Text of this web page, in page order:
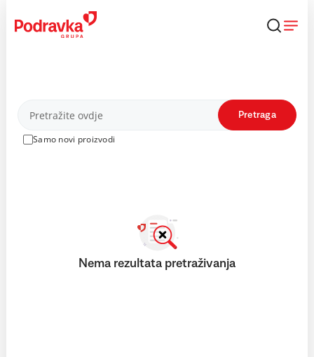
content
Proizvodi
Samo novi proizvodi
Pretraga
Nema rezultata pretraživanja